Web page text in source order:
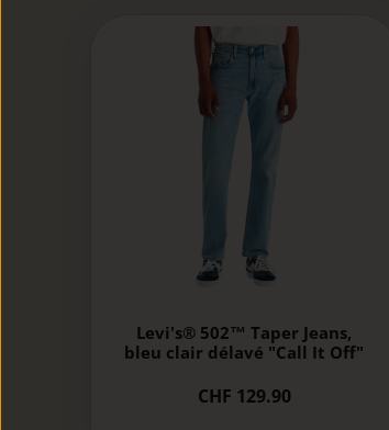
Levi's® 502™ Taper Jeans,
bleu clair délavé "Call It Off"
CHF 129.90